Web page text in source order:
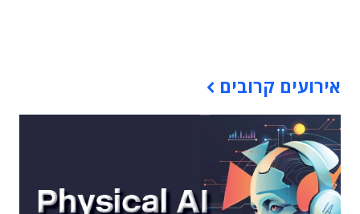
אירועים קרובים